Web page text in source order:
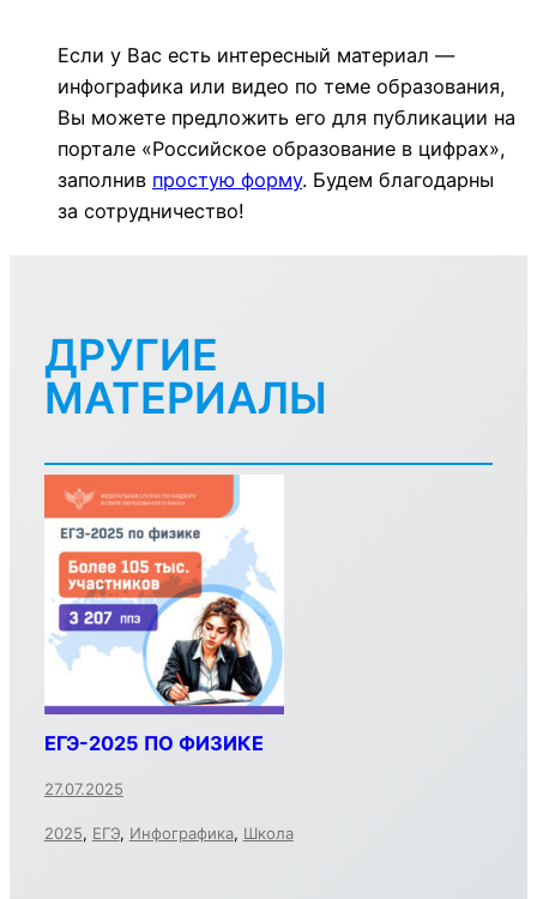
Если у Вас есть интересный материал —
инфографика или видео по теме образования,
Вы можете предложить его для публикации на
портале «Российское образование в цифрах»,
заполнив простую форму. Будем благодарны
за сотрудничество!
ДРУГИЕ
МАТЕРИАЛЫ
ЕГЭ-2025 ПО ФИЗИКЕ
27.07.2025
2025, ЕГЭ, Инфографика, Школа